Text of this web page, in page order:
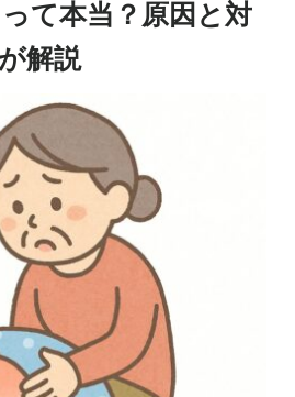
治療
療
培養上清液
痛
紹介
質問
ック紹介
て本当？原因と対
解説